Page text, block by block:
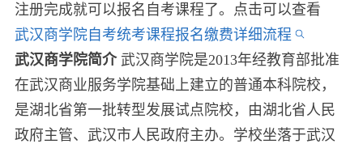
注册完成就可以报名自考课程了。点击可以查看
武汉商学院自考统考课程报名缴费详细流程
武汉商学院简介武汉商学院是2013年经教育部批准
在武汉商业服务学院基础上建立的普通本科院校，
是湖北省第一批转型发展试点院校，由湖北省人民
政府主管、武汉市人民政府主办。学校坐落于武汉